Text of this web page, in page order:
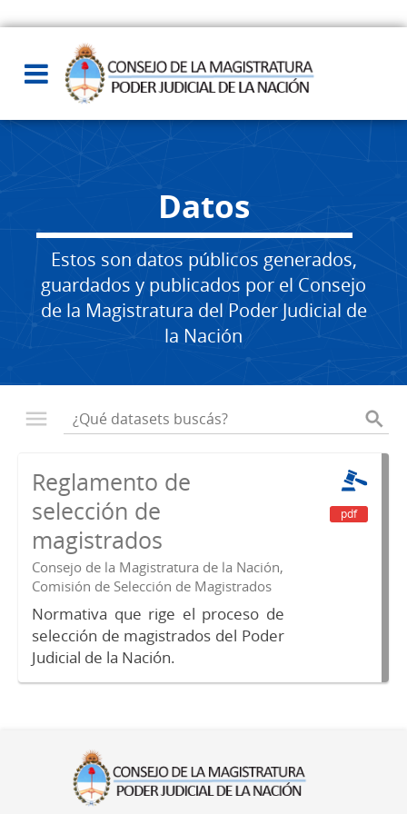
Datos
Estos son datos públicos generados,
guardados y publicados por el Consejo
de la Magistratura del Poder Judicial de
la Nación
Reglamento de
selección de
magistrados
Consejo de la Magistratura de la Nación,
Comisión de Selección de Magistrados
Normativa que rige el proceso de
selección de magistrados del Poder
Judicial de la Nación.
pdf